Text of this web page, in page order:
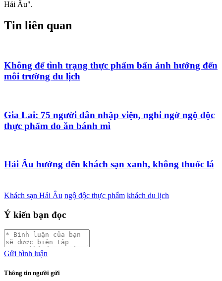
Hải Âu".
Tin liên quan
Không để tình trạng thực phẩm bẩn ảnh hưởng đến
môi trường du lịch
Gia Lai: 75 người dân nhập viện, nghi ngờ ngộ độc
thực phẩm do ăn bánh mì
Hải Âu hướng đến khách sạn xanh, không thuốc lá
Khách sạn Hải Âu ngộ độc thực phẩm khách du lịch
Ý kiến bạn đọc
Gửi bình luận
Thông tin người gửi